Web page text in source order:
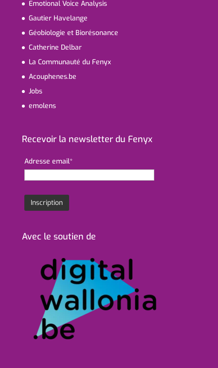
Emotional Voice Analysis
Gautier Havelange
Géobiologie et Biorésonance
Catherine Delbar
La Communauté du Fenyx
Acouphenes.be
Jobs
emolens
Recevoir la newsletter du Fenyx
Adresse email*
Avec le soutien de